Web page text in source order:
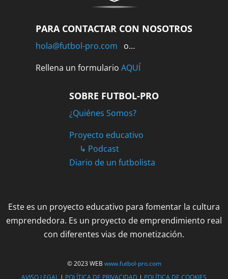
PARA CONTACTAR CON NOSOTROS
hola@futbol-pro.com o…
Rellena un formulario AQUÍ
SOBRE FUTBOL-PRO
¿Quiénes Somos?
Proyecto educativo
↳ Podcast
Diario de un futbolista
Este es un proyecto educativo para fomentar la cultura
emprendedora. Es un proyecto de emprendimiento real
con diferentes vias de monetización.
© 2023 WEB www.futbol-pro.com
AVISO LEGAL | POLÍTICA DE PRIVACIDAD | POLÍTICA DE COOKIES